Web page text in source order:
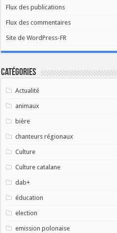
Flux des publications
Flux des commentaires
Site de WordPress-FR
Catégories
Actualité
animaux
bière
chanteurs régionaux
Culture
Culture catalane
dab+
éducation
election
emission polonaise